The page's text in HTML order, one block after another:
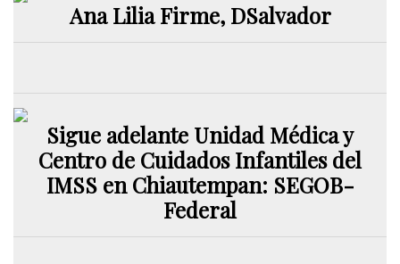
Ana Lilia Firme, DSalvador
Sigue adelante Unidad Médica y
Centro de Cuidados Infantiles del
IMSS en Chiautempan: SEGOB-
Federal